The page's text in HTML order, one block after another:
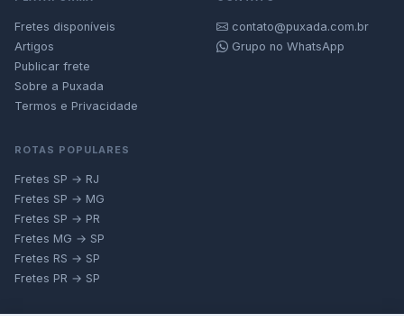
Fretes disponíveis
Artigos
Publicar frete
Sobre a Puxada
Termos e Privacidade
contato@puxada.com.br
Grupo no WhatsApp
ROTAS POPULARES
Fretes SP → RJ
Fretes SP → MG
Fretes SP → PR
Fretes MG → SP
Fretes RS → SP
Fretes PR → SP